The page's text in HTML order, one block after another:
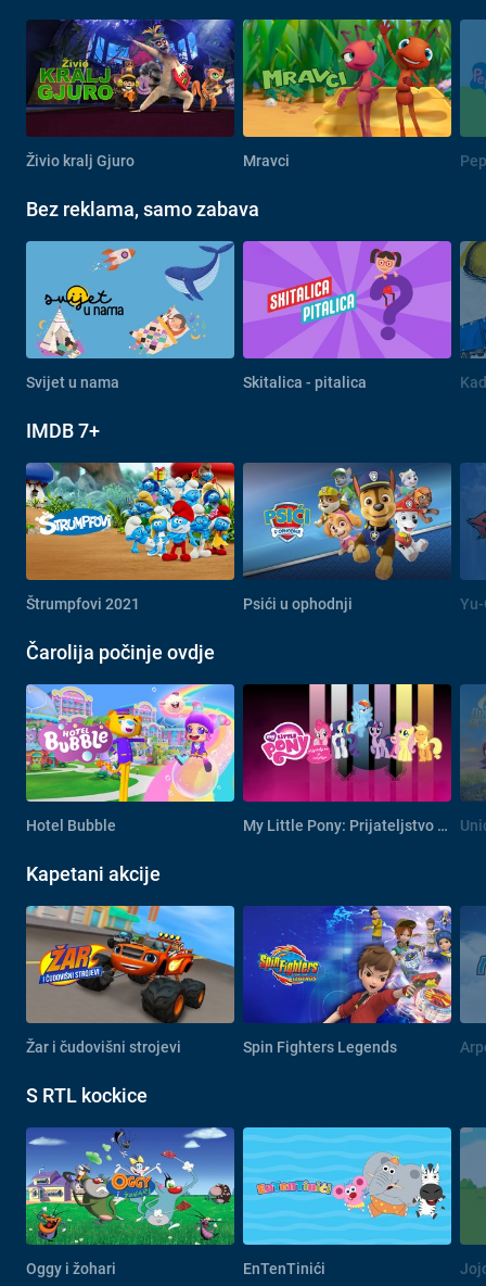
Živio kralj Gjuro Mravci
Bez reklama, samo zabava
Svijet u nama Skitalica - pitalica
IMDB 7+
Štrumpfovi 2021 Psići u ophodnji Yu-
Čarolija počinje ovdje
Hotel Bubble My Little Pony: Prijateljstvo je čarolija
Kapetani akcije
Žar i čudovišni strojevi Spin Fighters Legends
S RTL kockice
Oggy i žohari EnTenTinići